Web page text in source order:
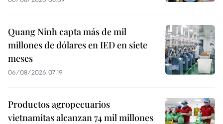
Quang Ninh capta más de mil
millones de dólares en IED en siete
meses
06/08/2026 07:19
Productos agropecuarios
vietnamitas alcanzan 74 mil millones